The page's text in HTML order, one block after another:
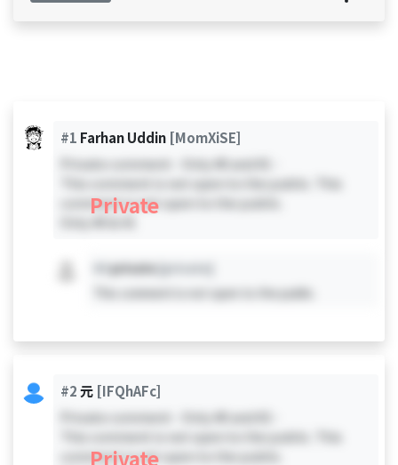
#1 Farhan Uddin [MomXiSE]
Private comment - Only #0 and #1 -
This comment is not open to the public. This
comment is not open to the public.
Private
private [private]
This comment is not open to the public.
#2元 [IFQhAFc]
Private comment - Only #0 and #2 -
This comment is not open to the public. This
comment is not open to the public.
Private